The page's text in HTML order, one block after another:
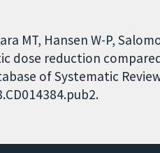
MT, Hansen W-P,
dose reduction
of Systematic